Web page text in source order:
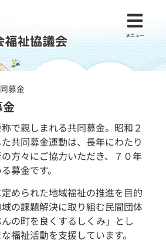
メニュー
募金
称で親しまれる共同募金。昭和２
共同募金運動は、長年にわたり
方々にご協力いただき、７０年
募金です。
定められた地域福祉の推進を目的
の課題解決に取り組む民間団体
の町を良くするしくみ」とし
福祉活動を支援しています。